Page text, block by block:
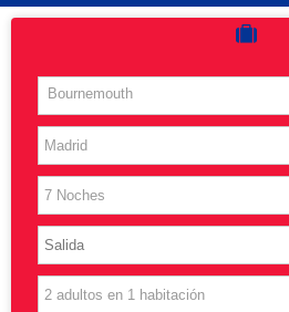
Costas
Vuelos
Islas
Caribe
Grandes Viajes
Bournemouth